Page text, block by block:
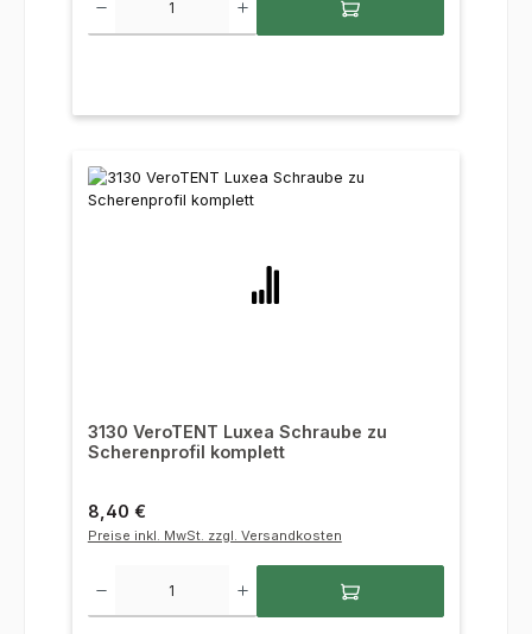
3130 VeroTENT Luxea Schraube zu
Scherenprofil komplett
Regulärer Preis:
8,40 €
Preise inkl. MwSt. zzgl. Versandkosten